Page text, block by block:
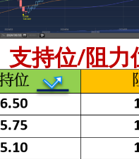
支持位/阻力